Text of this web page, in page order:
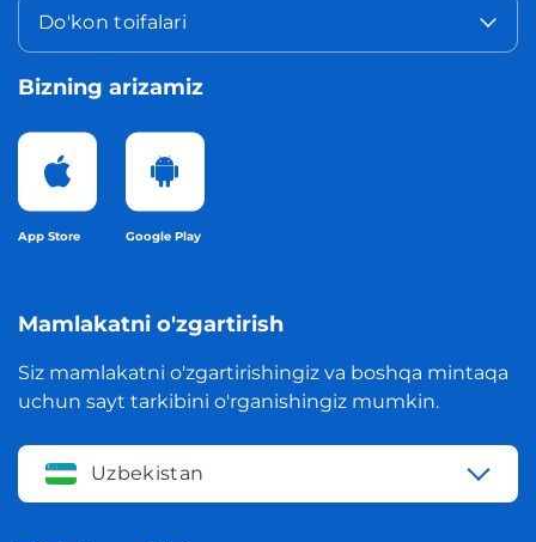
Do'kon toifalari
Bizning arizamiz
App Store Google Play
Mamlakatni o'zgartirish
Siz mamlakatni o'zgartirishingiz va boshqa mintaqa
uchun sayt tarkibini o'rganishingiz mumkin.
Uzbekistan